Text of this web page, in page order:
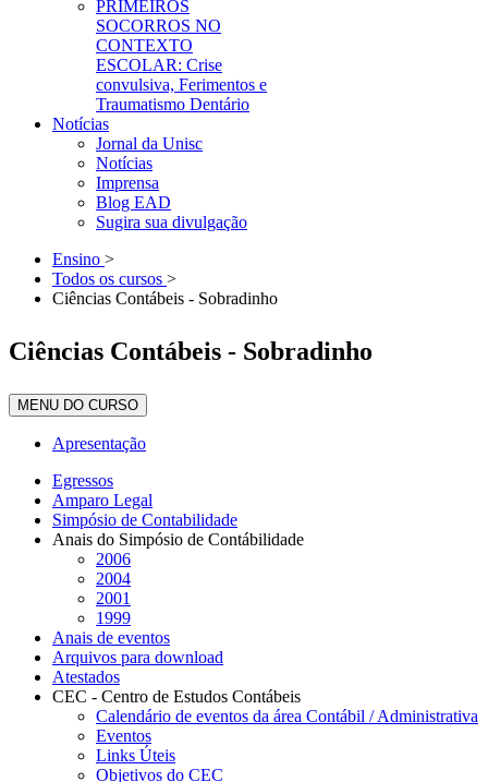
PRIMEIROS
SOCORROS NO
CONTEXTO
ESCOLAR: Crise
convulsiva, Ferimentos e
Traumatismo Dentário
Notícias
Jornal da Unisc
Notícias
Imprensa
Blog EAD
Sugira sua divulgação
Ensino >
Todos os cursos >
Ciências Contábeis - Sobradinho
Ciências Contábeis - Sobradinho
MENU DO CURSO
Apresentação
Egressos
Amparo Legal
Simpósio de Contabilidade
Anais do Simpósio de Contábilidade
2006
2004
2001
1999
Anais de eventos
Arquivos para download
Atestados
CEC - Centro de Estudos Contábeis
Calendário de eventos da área Contábil / Administrativa
Eventos
Links Úteis
Objetivos do CEC